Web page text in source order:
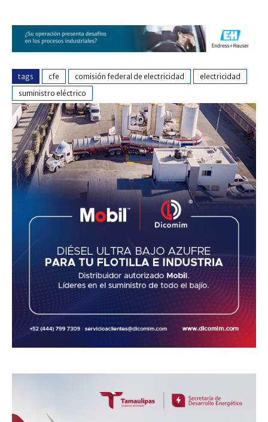
tags cfe comisión federal de electricidad
electricidad
suministro eléctrico